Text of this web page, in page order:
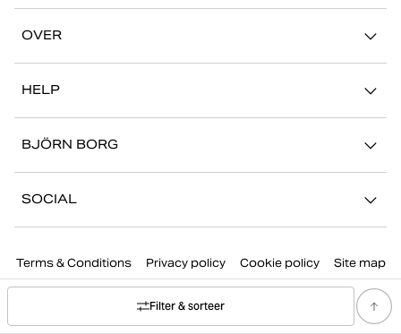
Filter & sorteer
OVER
Stories
Onze winkels
HELP
FAQ
Retour/Claim
BJÖRN BORG
SOCIAL
Facebook
Terms & Conditions Privacy policy Cookie policy Site map